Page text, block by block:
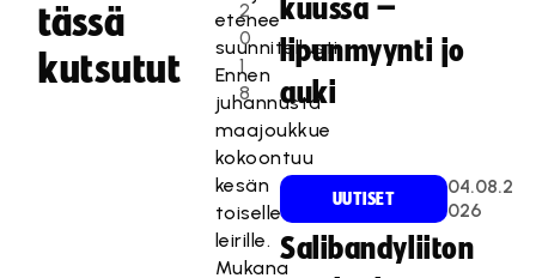
tässä
kutsutut
2
0
1
8
etenee
suunnitellusti.
Ennen
juhannusta
maajoukkue
kokoontuu
kesän
toiselle
leirille.
Mukana
kuussa –
lipunmyynti jo
auki
UUTISET
04.08.2
026
Salibandyliiton